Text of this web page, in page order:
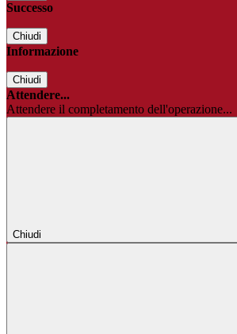
Successo
Chiudi
Informazione
Chiudi
Attendere...
Attendere il completamento dell'operazione...
Chiudi